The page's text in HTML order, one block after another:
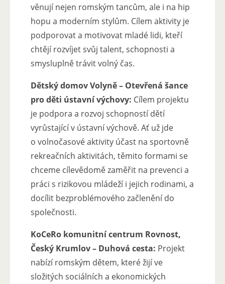
věnují nejen romským tancům, ale i na hip
hopu a moderním stylům. Cílem aktivity je
podporovat a motivovat mladé lidi, kteří
chtějí rozvíjet svůj talent, schopnosti a
smysluplně trávit volný čas.
Dětský domov Volyně – Otevřená šance
pro děti ústavní výchovy: Cílem projektu
je podpora a rozvoj schopností dětí
vyrůstající v ústavní výchově. Ať už jde
o volnočasové aktivity účast na sportovně
rekreačních aktivitách, těmito formami se
chceme cílevědomě zaměřit na prevenci a
práci s rizikovou mládeží i jejich rodinami, a
docílit bezproblémového začlenění do
společnosti.
KoCeRo komunitní centrum Rovnost,
Český Krumlov – Duhová cesta: Projekt
nabízí romským dětem, které žijí ve
složitých sociálních a ekonomických